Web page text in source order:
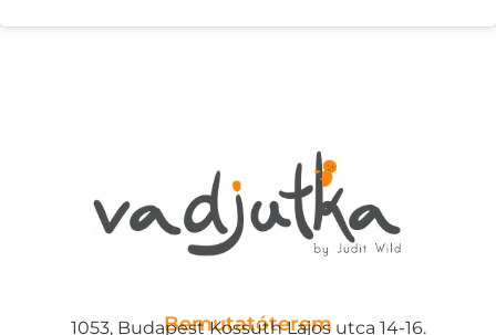
Bemutatóterem
1053, Budapest Kossuth Lajos utca 14-16.